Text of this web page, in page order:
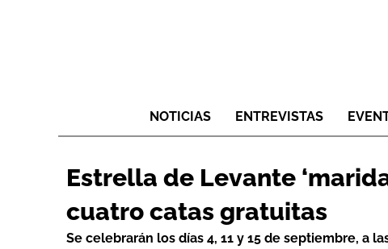
NOTICIAS ENTREVISTAS
Estrella de Levante
cuatro catas gratuitas
Se celebrarán los días 4, 11 y 15 de septiembre, a